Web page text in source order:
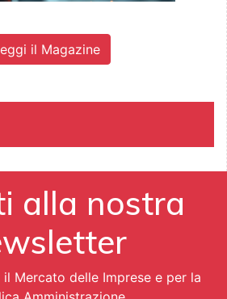
il Magazine
alla nostra
il Mercato delle Imprese e per la